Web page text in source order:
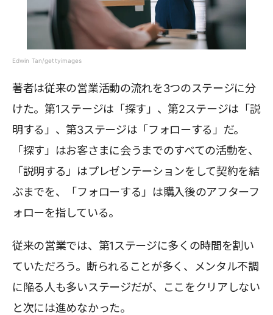
Edwin Tan/gettyimages
著者は従来の営業活動の流れを3つのステージに分
けた。第1ステージは「探す」、第2ステージは「説
明する」、第3ステージは「フォローする」だ。
「探す」はお客さまに会うまでのすべての活動を、
「説明する」はプレゼンテーションをして契約を結
ぶまでを、「フォローする」は購入後のアフターフ
ォローを指している。
従来の営業では、第1ステージに多くの時間を割い
ていただろう。断られることが多く、メンタル不調
に陥る人も多いステージだが、ここをクリアしない
と次には進めなかった。